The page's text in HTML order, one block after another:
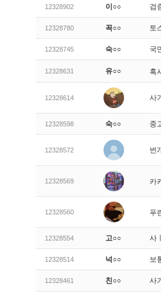
12328902 이○○ 검
12328780 꼭○○ 토
12328745 숙○○ 국
12328631 유○○ 혹
12328614 사
12328598 숙○○ 중
12328572 번
12328569 카
12328560 푸
12328554 고○○ 사
12328514 넉○○ 보
12328461 친○○ 사